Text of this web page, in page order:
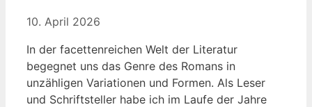
10. April 2026
In der facettenreichen Welt der Literatur
begegnet uns das Genre des Romans in
unzähligen Variationen und Formen. Als Leser
und Schriftsteller habe ich im Laufe der Jahre